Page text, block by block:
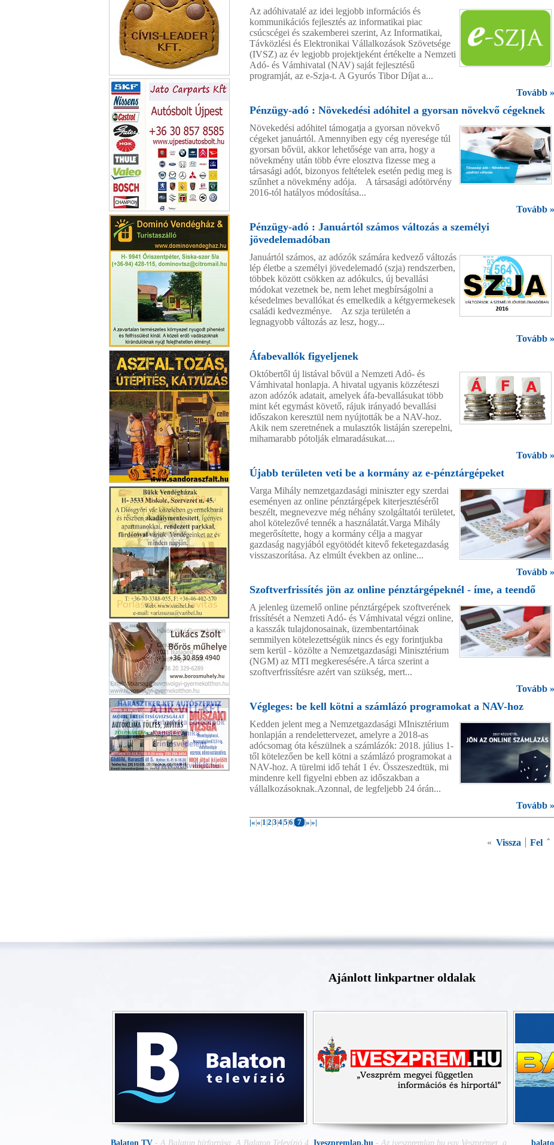
Cívis Leader
Jato Carparts Újpesti autósbolt
Domino Vendégház
Sándoraszfalt Kft.
Bükk Vendégház
Lukács Zsolt
Az adóhivatalé az idei legjobb információs és
kommunikációs fejlesztés az informatikai piac
csúcscégei és szakemberei szerint, Az Informatikai,
Távközlési és Elektronikai Vállalkozások Szövetsége
(IVSZ) az év legjobb projektjeként értékelte a Nemzeti
Adó- és Vámhivatal (NAV) saját fejlesztésű
programját, az e-Szja-t. A Gyurós Tibor Díjat a...
Tovább »
Pénzügy-adó : Növekedési adóhitel a gyorsan növekvő cégeknek
Növekedési adóhitel támogatja a gyorsan növekvő
cégeket januártól. Amennyiben egy cég nyeresége túl
gyorsan bővül, akkor lehetősége van arra, hogy a
növekmény után több évre elosztva fizesse meg a
társasági adót, bizonyos feltételek esetén pedig meg is
szűnhet a növekmény adója. A társasági adótörvény
2016-tól hatályos módosítása...
Tovább »
Pénzügy-adó : Januártól számos változás a személyi
jövedelemadóban
Januártól számos, az adózók számára kedvező változás
lép életbe a személyi jövedelemadó (szja) rendszerben,
többek között csökken az adókulcs, új bevallási
módokat vezetnek be, nem lehet megbírságolni a
késedelmes bevallókat és emelkedik a kétgyermekesek
családi kedvezménye. Az szja területén a
legnagyobb változás az lesz, hogy...
Tovább »
Áfabevallók figyeljenek
Októbertől új listával bővül a Nemzeti Adó- és
Vámhivatal honlapja. A hivatal ugyanis közzéteszi
azon adózók adatait, amelyek áfa-bevallásukat több
mint két egymást követő, rájuk irányadó bevallási
időszakon keresztül nem nyújtották be a NAV-hoz.
Akik nem szeretnének a mulasztók listáján szerepelni,
mihamarabb pótolják elmaradásukat....
Tovább »
Újabb területen veti be a kormány az e-pénztárgépeket
Varga Mihály nemzetgazdasági miniszter egy szerdai
eseményen az online pénztárgépek kiterjesztéséről
beszélt, megnevezve még néhány szolgáltatói területet,
ahol kötelezővé tennék a használatát.Varga Mihály
megerősítette, hogy a kormány célja a magyar
gazdaság nagyjából egyötödét kitevő feketegazdaság
visszaszorítása. Az elmúlt években az online...
Tovább »
Szoftverfrissítés jön az online pénztárgépeknél - íme, a teendő
A jelenleg üzemelő online pénztárgépek szoftverének
frissítését a Nemzeti Adó- és Vámhivatal végzi online,
a kasszák tulajdonosainak, üzembentartóinak
semmilyen kötelezettségük nincs és egy forintjukba
sem kerül - közölte a Nemzetgazdasági Minisztérium
(NGM) az MTI megkeresésére.A tárca szerint a
szoftverfrissítésre azért van szükség, mert...
Tovább »
Végleges: be kell kötni a számlázó programokat a NAV-hoz
Kedden jelent meg a Nemzetgazdasági MInisztérium
honlapján a rendelettervezet, amelyre a 2018-as
adócsomag óta készülnek a számlázók: 2018. július 1-
től kötelezően be kell kötni a számlázó programokat a
NAV-hoz. A türelmi idő tehát 1 év. Összeszedtük, mi
mindenre kell figyelni ebben az időszakban a
vállalkozásoknak.Azonnal, de legfeljebb 24 órán...
Tovább »
|« « 1 2 3 45 6 7 » »|
Fel ˆ
« Vissza
Ajánlott linkpartner oldalak
Balaton TV - A Balaton hírforrása. A Balaton Televízió 4 Iveszpremlap.hu - Az iveszpremlap.hu egy Veszprémet, a